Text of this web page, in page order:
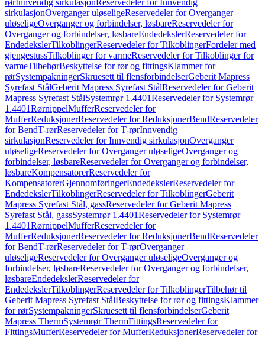
rørInnvendig sirkulasjonReservedeler for Innvendig
sirkulasjonOverganger uløseligeReservedeler for Overganger
uløseligeOverganger og forbindelser, løsbareReservedeler for
Overganger og forbindelser, løsbareEndedekslerReservedeler for
EndedekslerTilkoblingerReservedeler for TilkoblingerFordeler med
gjengestussTilkoblinger for varmeReservedeler for Tilkoblinger for
varmeTilbehørBeskyttelse for rør og fittingsKlammer for
rørSystempakningerSkruesett til flensforbindelserGeberit Mapress
Syrefast StålGeberit Mapress Syrefast StålReservedeler for Geberit
Mapress Syrefast StålSystemrør 1.4401Reservedeler for Systemrør
1.4401RørnippelMufferReservedeler for
MufferReduksjonerReservedeler for ReduksjonerBendReservedeler
for BendT-rørReservedeler for T-rørInnvendig
sirkulasjonReservedeler for Innvendig sirkulasjonOverganger
uløseligeReservedeler for Overganger uløseligeOverganger og
forbindelser, løsbareReservedeler for Overganger og forbindelser,
løsbareKompensatorerReservedeler for
KompensatorerGjennomføringerEndedekslerReservedeler for
EndedekslerTilkoblingerReservedeler for TilkoblingerGeberit
Mapress Syrefast Stål, gassReservedeler for Geberit Mapress
Syrefast Stål, gassSystemrør 1.4401Reservedeler for Systemrør
1.4401RørnippelMufferReservedeler for
MufferReduksjonerReservedeler for ReduksjonerBendReservedeler
for BendT-rørReservedeler for T-rørOverganger
uløseligeReservedeler for Overganger uløseligeOverganger og
forbindelser, løsbareReservedeler for Overganger og forbindelser,
løsbareEndedekslerReservedeler for
EndedekslerTilkoblingerReservedeler for TilkoblingerTilbehør til
Geberit Mapress Syrefast StålBeskyttelse for rør og fittingsKlammer
for rørSystempakningerSkruesett til flensforbindelserGeberit
Mapress ThermSystemrør ThermFittingsReservedeler for
FittingsMufferReservedeler for MufferReduksjonerReservedeler for